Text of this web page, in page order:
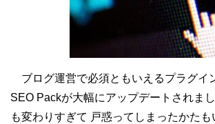
ブログ運営で必須ともいえるプラグイ
SEO Packが大幅にアップデートされま
も変わりすぎて 戸惑ってしまったかたも